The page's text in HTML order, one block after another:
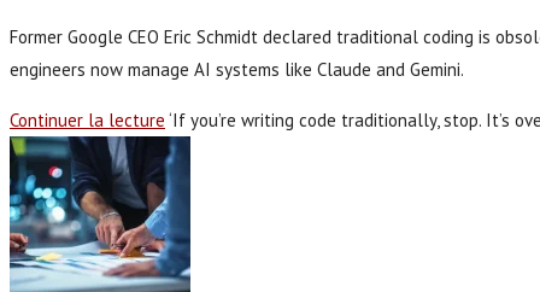
Former Google CEO Eric Schmidt declared traditional coding is
engineers now manage AI systems like Claude and Gemini.
Continuer la lecture ‘If you’re writing code traditionally, stop. It’s